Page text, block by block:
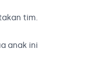
tim.
anak ini